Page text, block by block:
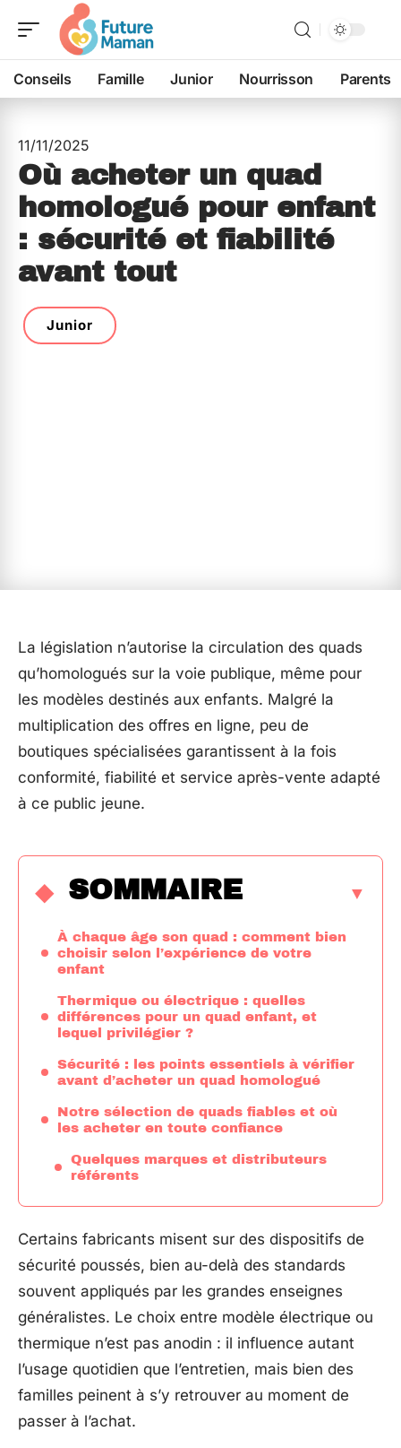
Conseils Famille Junior Nourrisson Parents
11/11/2025
Où acheter un quad
homologué pour enfant
: sécurité et fiabilité
avant tout
Junior
La législation n’autorise la circulation des quads
qu’homologués sur la voie publique, même pour
les modèles destinés aux enfants. Malgré la
multiplication des offres en ligne, peu de
boutiques spécialisées garantissent à la fois
conformité, fiabilité et service après-vente adapté
à ce public jeune.
SOMMAIRE
À chaque âge son quad : comment bien
choisir selon l’expérience de votre
enfant
Thermique ou électrique : quelles
différences pour un quad enfant, et
lequel privilégier ?
Sécurité : les points essentiels à vérifier
avant d’acheter un quad homologué
Notre sélection de quads fiables et où
les acheter en toute confiance
Quelques marques et distributeurs
référents
Certains fabricants misent sur des dispositifs de
sécurité poussés, bien au-delà des standards
souvent appliqués par les grandes enseignes
généralistes. Le choix entre modèle électrique ou
thermique n’est pas anodin : il influence autant
l’usage quotidien que l’entretien, mais bien des
familles peinent à s’y retrouver au moment de
passer à l’achat.